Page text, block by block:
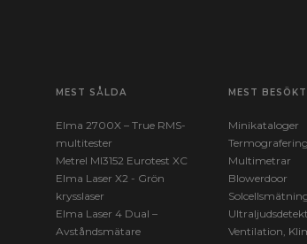
MEST SÅLDA
Elma 2700X – True RMS-
multitester
Metrel MI3152 Eurotest XC
Elma Laser X2 - Grön
krysslaser
Elma Laser 4 Dual –
Avståndsmätare
MEST
Minikataloger
Termografering
Multimetrar
Blowerdoor
Ventilation,